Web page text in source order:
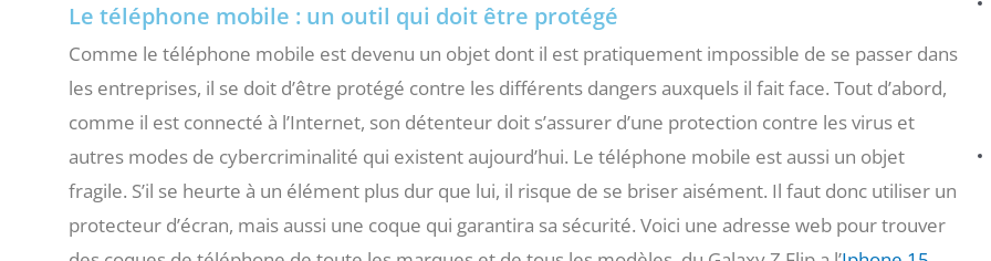
Le téléphone mobile : un outil qui doit être protégé
Comme le téléphone mobile est devenu un objet dont il est pratiquement impossible de se passer dans
les entreprises, il se doit d’être protégé contre les différents dangers auxquels il fait face. Tout d’abord,
comme il est connecté à l’Internet, son détenteur doit s’assurer d’une protection contre les virus et
autres modes de cybercriminalité qui existent aujourd’hui. Le téléphone mobile est aussi un objet
fragile. S’il se heurte à un élément plus dur que lui, il risque de se briser aisément. Il faut donc utiliser un
protecteur d’écran, mais aussi une coque qui garantira sa sécurité. Voici une adresse web pour trouver